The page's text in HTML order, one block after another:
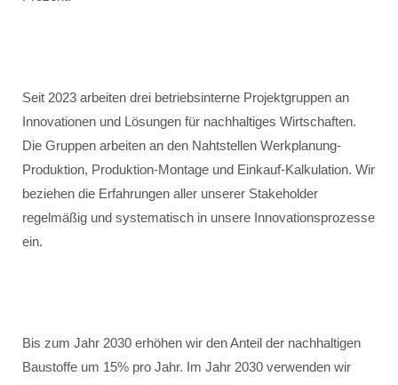
Seit 2023 arbeiten drei betriebsinterne Projektgruppen an
Innovationen und Lösungen für nachhaltiges Wirtschaften.
Die Gruppen arbeiten an den Nahtstellen Werkplanung-
Produktion, Produktion-Montage und Einkauf-Kalkulation. Wir
beziehen die Erfahrungen aller unserer Stakeholder
regelmäßig und systematisch in unsere Innovationsprozesse
ein.
Bis zum Jahr 2030 erhöhen wir den Anteil der nachhaltigen
Baustoffe um 15% pro Jahr. Im Jahr 2030 verwenden wir